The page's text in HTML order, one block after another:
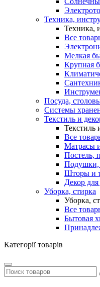
Техника,
Техника,
Все
Мелкая
Крупная
Посуда,
Системы
Текстиль и
Текстиль
Все
Матрасы
Постель,
Подушки,
Шторы и
Декор
Уборка, стирка
Уборка,
Все
Бытовая
Категорії товарів